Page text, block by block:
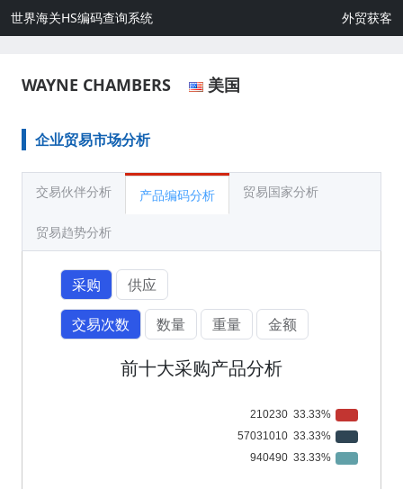
世界海关HS编码查询系统 外贸获客
WAYNE CHAMBERS 美国
企业贸易市场分析
交易伙伴分析 产品编码分析 贸易国家分析
贸易趋势分析
采购
供应
交易次数
数量 重量 金额
前十大采购产品分析